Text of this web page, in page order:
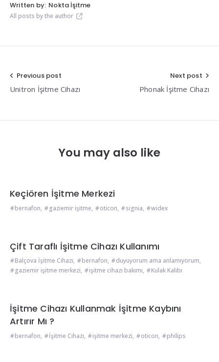
Written by: Nokta İşitme
All posts by the author
Yazı
gezinmesi
Previous post
Unitron İşitme Cihazı
Next post
Phonak İşitme Cihazı
You may also like
Keçiören İşitme Merkezi
bernafon, gaziemir işitme, oticon, signia, widex
Çift Taraflı İşitme Cihazı Kullanımı
Balçova İşitme Cihazı, bernafon, duyuyorum ama anlamıyorum,
gaziemir işitme merkezi, işitme cihazı bakımı, Kulak Kalıbı
İşitme Cihazı Kullanmak İşitme Kaybını
Artırır Mı ?
bernafon, İşitme Cihazı, işitme merkezi, oticon, philips